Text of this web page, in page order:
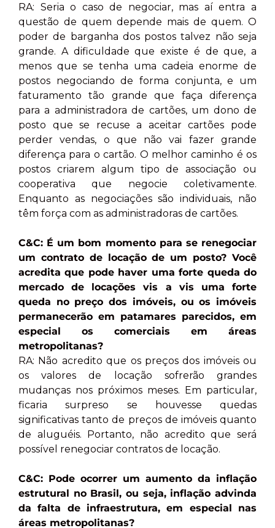
RA: Seria o caso de negociar, mas aí entra a
questão de quem depende mais de quem. O
poder de barganha dos postos talvez não seja
grande. A dificuldade que existe é de que, a
menos que se tenha uma cadeia enorme de
postos negociando de forma conjunta, e um
faturamento tão grande que faça diferença
para a administradora de cartões, um dono de
posto que se recuse a aceitar cartões pode
perder vendas, o que não vai fazer grande
diferença para o cartão. O melhor caminho é os
postos criarem algum tipo de associação ou
cooperativa que negocie coletivamente.
Enquanto as negociações são individuais, não
têm força com as administradoras de cartões.
C&C: É um bom momento para se renegociar
um contrato de locação de um posto? Você
acredita que pode haver uma forte queda do
mercado de locações vis a vis uma forte
queda no preço dos imóveis, ou os imóveis
permanecerão em patamares parecidos, em
especial os comerciais em áreas
metropolitanas?
RA: Não acredito que os preços dos imóveis ou
os valores de locação sofrerão grandes
mudanças nos próximos meses. Em particular,
ficaria surpreso se houvesse quedas
significativas tanto de preços de imóveis quanto
de aluguéis. Portanto, não acredito que será
possível renegociar contratos de locação.
C&C: Pode ocorrer um aumento da inflação
estrutural no Brasil, ou seja, inflação advinda
da falta de infraestrutura, em especial nas
áreas metropolitanas?